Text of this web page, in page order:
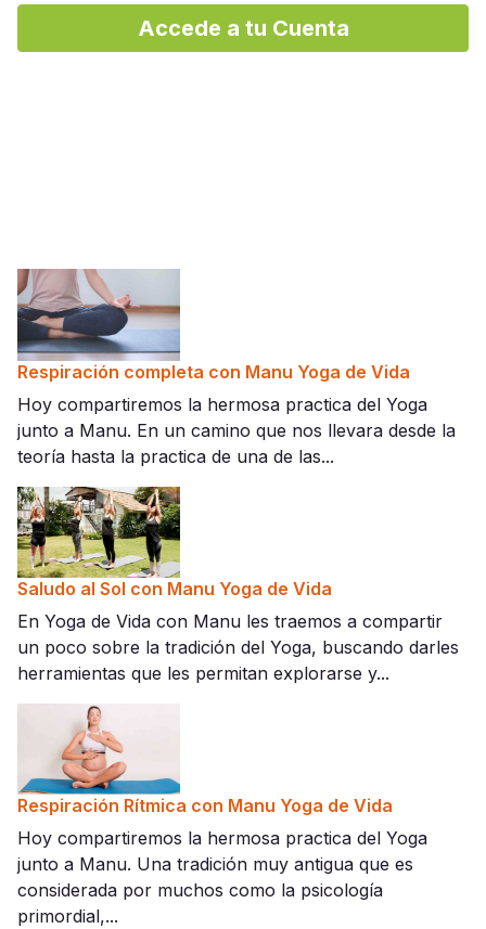
Accede a tu Cuenta
Respiración completa con Manu Yoga de Vida
Hoy compartiremos la hermosa practica del Yoga
junto a Manu. En un camino que nos llevara desde la
teoría hasta la practica de una de las...
Saludo al Sol con Manu Yoga de Vida
En Yoga de Vida con Manu les traemos a compartir
un poco sobre la tradición del Yoga, buscando darles
herramientas que les permitan explorarse y...
Respiración Rítmica con Manu Yoga de Vida
Hoy compartiremos la hermosa practica del Yoga
junto a Manu. Una tradición muy antigua que es
considerada por muchos como la psicología
primordial,...